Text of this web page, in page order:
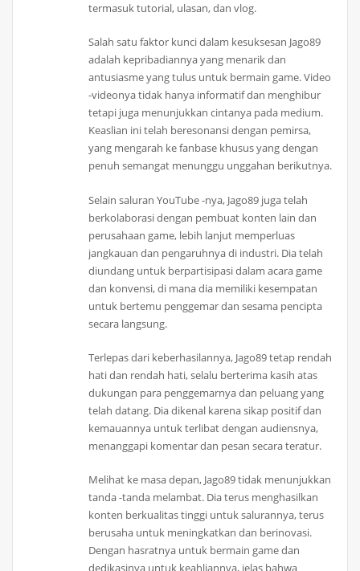
termasuk tutorial, ulasan, dan vlog.
Salah satu faktor kunci dalam kesuksesan Jago89
adalah kepribadiannya yang menarik dan
antusiasme yang tulus untuk bermain game. Video
-videonya tidak hanya informatif dan menghibur
tetapi juga menunjukkan cintanya pada medium.
Keaslian ini telah beresonansi dengan pemirsa,
yang mengarah ke fanbase khusus yang dengan
penuh semangat menunggu unggahan berikutnya.
Selain saluran YouTube -nya, Jago89 juga telah
berkolaborasi dengan pembuat konten lain dan
perusahaan game, lebih lanjut memperluas
jangkauan dan pengaruhnya di industri. Dia telah
diundang untuk berpartisipasi dalam acara game
dan konvensi, di mana dia memiliki kesempatan
untuk bertemu penggemar dan sesama pencipta
secara langsung.
Terlepas dari keberhasilannya, Jago89 tetap rendah
hati dan rendah hati, selalu berterima kasih atas
dukungan para penggemarnya dan peluang yang
telah datang. Dia dikenal karena sikap positif dan
kemauannya untuk terlibat dengan audiensnya,
menanggapi komentar dan pesan secara teratur.
Melihat ke masa depan, Jago89 tidak menunjukkan
tanda -tanda melambat. Dia terus menghasilkan
konten berkualitas tinggi untuk salurannya, terus
berusaha untuk meningkatkan dan berinovasi.
Dengan hasratnya untuk bermain game dan
dedikasinya untuk keahliannya, jelas bahwa